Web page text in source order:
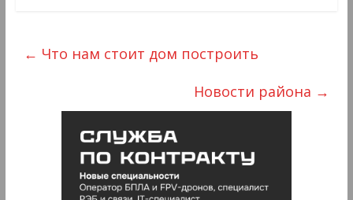
← Что нам стоит дом построить
Новости района →